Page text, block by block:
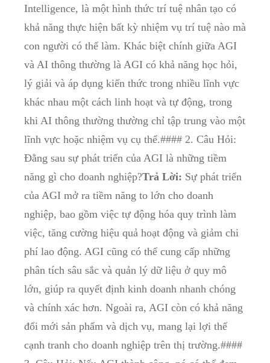
Intelligence, là một hình thức trí tuệ nhân tạo có
khả năng thực hiện bất kỳ nhiệm vụ trí tuệ nào mà
con người có thể làm. Khác biệt chính giữa AGI
và AI thông thường là AGI có khả năng học hỏi,
lý giải và áp dụng kiến thức trong nhiều lĩnh vực
khác nhau một cách linh hoạt và tự động, trong
khi AI thông thường thường chỉ tập trung vào một
lĩnh vực hoặc nhiệm vụ cụ thể.#### 2. Câu Hỏi:
Đằng sau sự phát triển của AGI là những tiềm
năng gì cho doanh nghiệp?Trả Lời: Sự phát triển
của AGI mở ra tiềm năng to lớn cho doanh
nghiệp, bao gồm việc tự động hóa quy trình làm
việc, tăng cường hiệu quả hoạt động và giảm chi
phí lao động. AGI cũng có thể cung cấp những
phân tích sâu sắc và quản lý dữ liệu ở quy mô
lớn, giúp ra quyết định kinh doanh nhanh chóng
và chính xác hơn. Ngoài ra, AGI còn có khả năng
đổi mới sản phẩm và dịch vụ, mang lại lợi thế
cạnh tranh cho doanh nghiệp trên thị trường.####